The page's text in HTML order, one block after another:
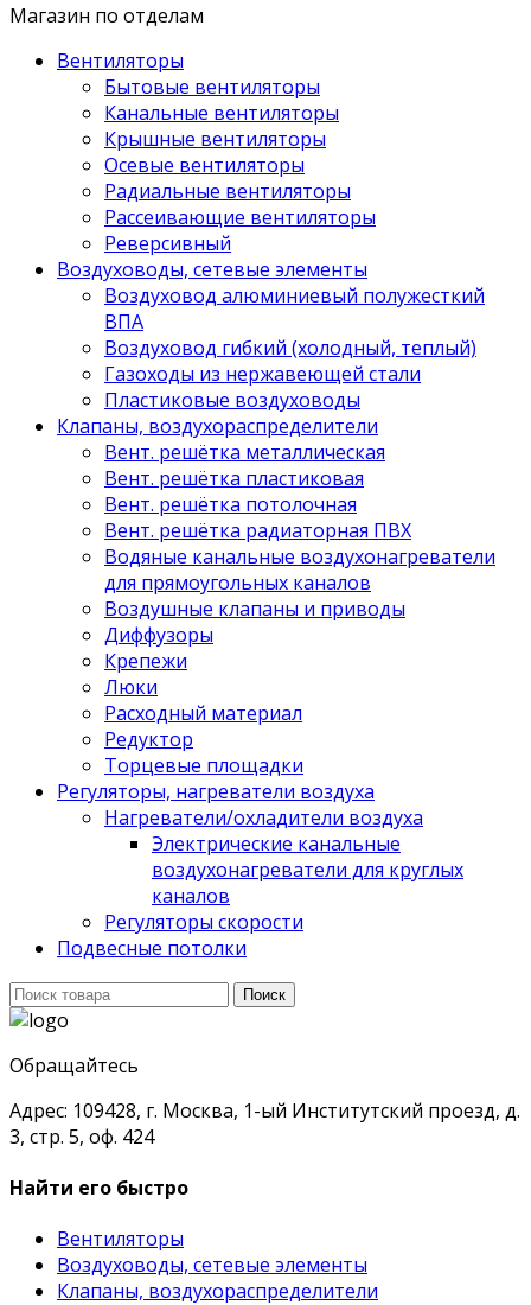
Магазин по отделам
Вентиляторы
Бытовые вентиляторы
Канальные вентиляторы
Крышные вентиляторы
Осевые вентиляторы
Радиальные вентиляторы
Рассеивающие вентиляторы
Реверсивный
Воздуховоды, сетевые элементы
Воздуховод алюминиевый полужесткий
ВПА
Воздуховод гибкий (холодный, теплый)
Газоходы из нержавеющей стали
Пластиковые воздуховоды
Клапаны, воздухораспределители
Вент. решётка металлическая
Вент. решётка пластиковая
Вент. решётка потолочная
Вент. решётка радиаторная ПВХ
Водяные канальные воздухонагреватели
для прямоугольных каналов
Воздушные клапаны и приводы
Диффузоры
Крепежи
Люки
Расходный материал
Редуктор
Торцевые площадки
Регуляторы, нагреватели воздуха
Нагреватели/охладители воздуха
Электрические канальные
воздухонагреватели для круглых
каналов
Регуляторы скорости
Подвесные потолки
Поиск
для:
Поиск
Обращайтесь
Адрес: 109428, г. Москва, 1-ый Институтский проезд, д.
3, стр. 5, оф. 424
Найти его быстро
Вентиляторы
Воздуховоды, сетевые элементы
Клапаны, воздухораспределители